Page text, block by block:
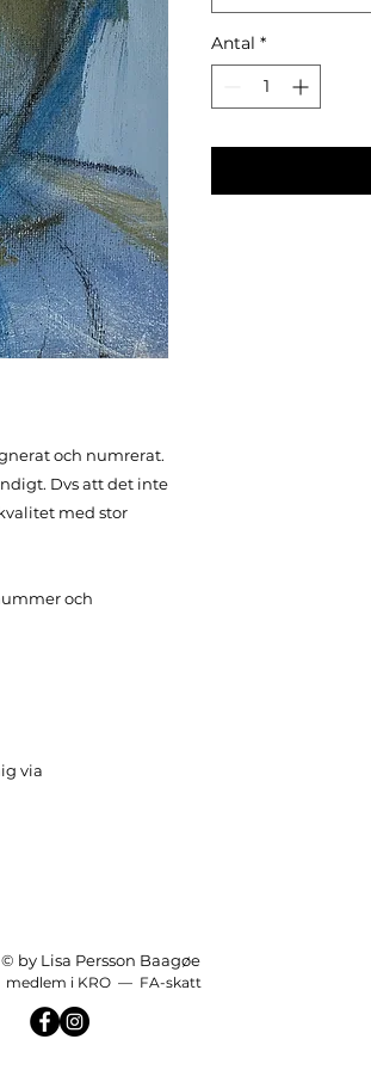
och numrerat.
Dvs att det inte
med stor
och
via
Antal *
© by Lisa Persson Baagøe
medlem i KRO — FA-skatt